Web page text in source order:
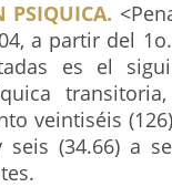
PSIQUICA.
a partir del
es el
veintiséis
(34.66) a